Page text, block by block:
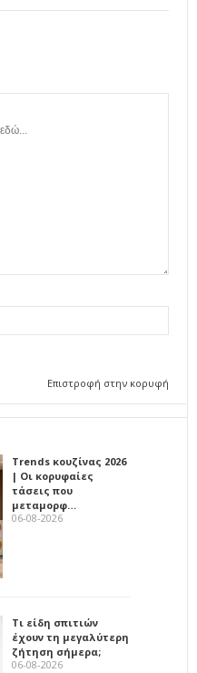
Επιστροφή στην κορυφή
Trends κουζίνας 2026
| Οι κορυφαίες
τάσεις που
μεταμορφ…
06-08-2026
Τι είδη σπιτιών
έχουν τη μεγαλύτερη
ζήτηση σήμερα;
06-08-2026